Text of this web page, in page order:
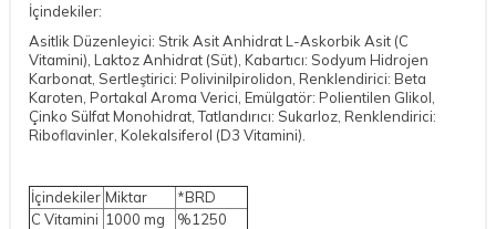
İçindekiler:
Asitlik Düzenleyici: Strik Asit Anhidrat L-Askorbik Asit (C
Vitamini), Laktoz Anhidrat (Süt), Kabartıcı: Sodyum Hidrojen
Karbonat, Sertleştirici: Polivinilpirolidon, Renklendirici: Beta
Karoten, Portakal Aroma Verici, Emülgatör: Polientilen Glikol,
Çinko Sülfat Monohidrat, Tatlandırıcı: Sukarloz, Renklendirici:
Riboflavinler, Kolekalsiferol (D3 Vitamini).
İçindekiler Miktar
*BRD
C Vitamini 1000 mg
%1250